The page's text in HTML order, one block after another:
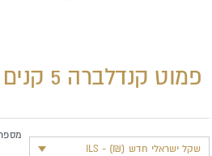
פמוט קנדלברה 5 קנים מכסף טהור
שקל ישראלי חדש (₪) - ILS
מספר